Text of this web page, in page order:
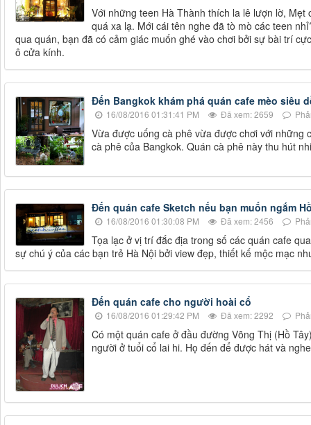
Với những teen Hà Thành thích la lê lượn lờ,
quá xa lạ. Mới cái tên nghe đã tò mò các teen
qua quán, bạn đã có cảm giác muốn ghé vào chơi bởi sự bài trí
ô cửa kính.
Đến Bangkok khám phá quán cafe mèo siêu
16/08/2016 01:31:41 PM Đã xem: 2659
Vừa được uống cà phê vừa được chơi với những
cà phê của Bangkok. Quán cà phê này thu hút
Đến quán cafe Sketch nếu bạn muốn ngắm
16/08/2016 01:30:08 PM Đã xem: 2456
Tọa lạc ở vị trí đắc địa trong số các quán cafe
sự chú ý của các bạn trẻ Hà Nội bởi view đẹp, thiết kế mộc mạc
Đến quán cafe cho người hoài cổ
16/08/2016 01:29:42 PM Đã xem: 2292
Có một quán cafe ở đầu đường Võng Thị (Hồ
người ở tuổi cổ lai hi. Họ đến để được hát và